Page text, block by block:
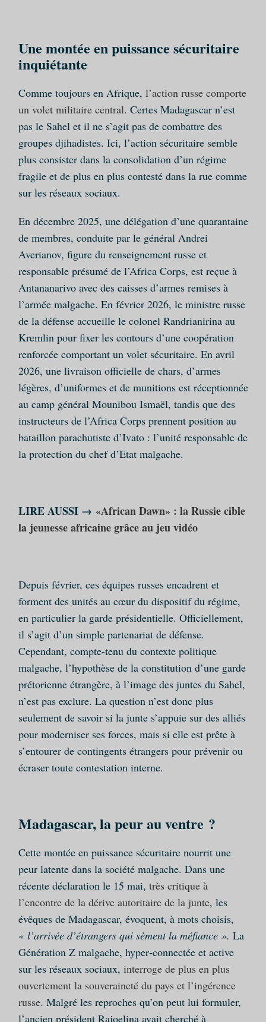
Une montée en puissance sécuritaire
inquiétante
Comme toujours en Afrique, l’action russe comporte
un volet militaire central. Certes Madagascar n’est
pas le Sahel et il ne s’agit pas de combattre des
groupes djihadistes. Ici, l’action sécuritaire semble
plus consister dans la consolidation d’un régime
fragile et de plus en plus contesté dans la rue comme
sur les réseaux sociaux.
En décembre 2025, une délégation d’une quarantaine
de membres, conduite par le général Andrei
Averianov, figure du renseignement russe et
responsable présumé de l’Africa Corps, est reçue à
Antananarivo avec des caisses d’armes remises à
l’armée malgache. En février 2026, le ministre russe
de la défense accueille le colonel Randrianirina au
Kremlin pour fixer les contours d’une coopération
renforcée comportant un volet sécuritaire. En avril
2026, une livraison officielle de chars, d’armes
légères, d’uniformes et de munitions est réceptionnée
au camp général Mounibou Ismaël, tandis que des
instructeurs de l’Africa Corps prennent position au
bataillon parachutiste d’Ivato : l’unité responsable de
la protection du chef d’Etat malgache.
LIRE AUSSI → «African Dawn» : la Russie cible
la jeunesse africaine grâce au jeu vidéo
Depuis février, ces équipes russes encadrent et
forment des unités au cœur du dispositif du régime,
en particulier la garde présidentielle. Officiellement,
il s’agit d’un simple partenariat de défense.
Cependant, compte-tenu du contexte politique
malgache, l’hypothèse de la constitution d’une garde
prétorienne étrangère, à l’image des juntes du Sahel,
n’est pas exclure. La question n’est donc plus
seulement de savoir si la junte s’appuie sur des alliés
pour moderniser ses forces, mais si elle est prête à
s’entourer de contingents étrangers pour prévenir ou
écraser toute contestation interne.
Madagascar, la peur au ventre ?
Cette montée en puissance sécuritaire nourrit une
peur latente dans la société malgache. Dans une
récente déclaration le 15 mai, très critique à
l’encontre de la dérive autoritaire de la junte, les
évêques de Madagascar, évoquent, à mots choisis,
« l’arrivée d’étrangers qui sèment la méfiance ». La
Génération Z malgache, hyper‑connectée et active
sur les réseaux sociaux, interroge de plus en plus
ouvertement la souveraineté du pays et l’ingérence
russe. Malgré les reproches qu’on peut lui formuler,
l’ancien président Rajoelina avait cherché à